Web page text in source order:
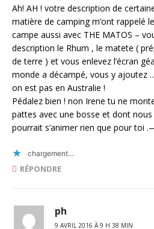
Ah! AH ! votre description de
matière de camping m’ont rappelé
campe aussi avec THE MATOS –
description le Rhum , le matete (
de terre ) et vous enlevez l’écran
monde a décampé, vous y ajoutez
on est pas en Australie !
Pédalez bien ! non Irene tu ne
pattes avec une bosse et dont
pourrait s’animer rien que pour toi
chargement…
RÉPONDRE
ph
9 AVRIL 2016 À 9 H 38 MIN